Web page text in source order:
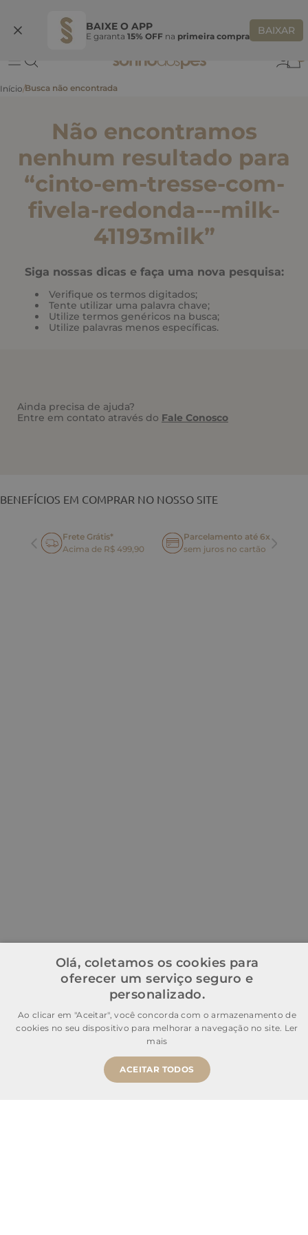
BAIXE O APP
E garanta 15% OFF na primeira compra BAIXAR
BEMVINDASONHO
Não encontramos
nenhum resultado para
“cinto-em-tresse-com-
fivela-redonda---milk-
41193milk”
Siga nossas dicas e faça uma nova pesquisa:
Verifique os termos digitados;
Tente utilizar uma palavra chave;
Utilize termos genéricos na busca;
Utilize palavras menos específicas.
Ainda precisa de ajuda?
Entre em contato através do Fale Conosco
BENEFÍCIOS EM COMPRAR NO NOSSO SITE
Frete Grátis*
Acima de R$ 499,90
Parcelamento até 6x
sem juros no cartão
Olá, coletamos os cookies para
oferecer um serviço seguro e
personalizado.
Ao clicar em "Aceitar", você concorda com o armazenamento de
cookies no seu dispositivo para melhorar a navegação no site. Ler
mais
ACEITAR TODOS